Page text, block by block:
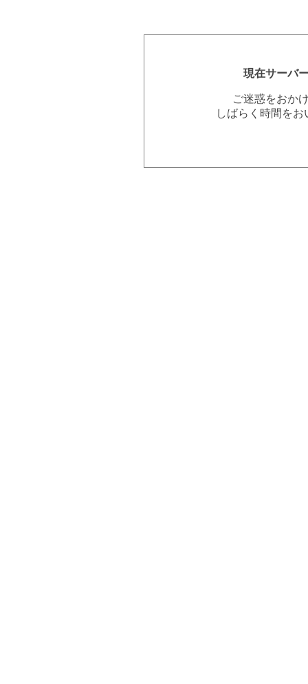
現在サーバ
ご迷惑をおか
しばらく時間を